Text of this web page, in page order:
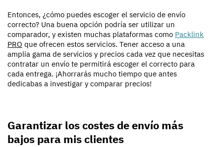
Entonces, ¿cómo puedes escoger el servicio de envío
correcto? Una buena opción podría ser utilizar un
comparador, y existen muchas plataformas como Packlink
PRO que ofrecen estos servicios. Tener acceso a una
amplia gama de servicios y precios cada vez que necesitas
contratar un envío te permitirá escoger el correcto para
cada entrega. ¡Ahorrarás mucho tiempo que antes
dedicabas a investigar y comparar precios!
Garantizar los costes de envío más
bajos para mis clientes